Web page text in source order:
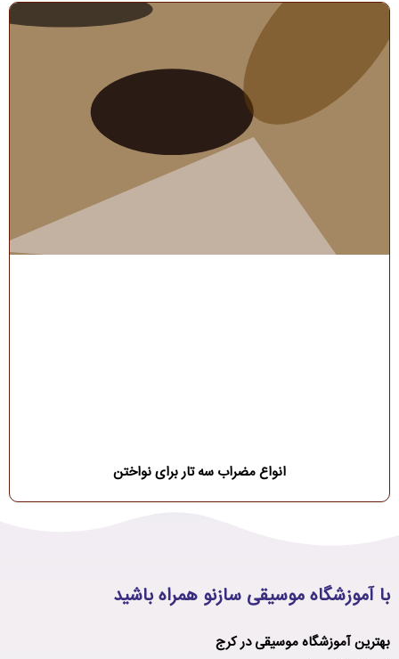
انواع مضراب سه تار برای نواختن
با آموزشگاه موسیقی سازنو همراه باشید
بهترین آموزشگاه موسیقی در کرج